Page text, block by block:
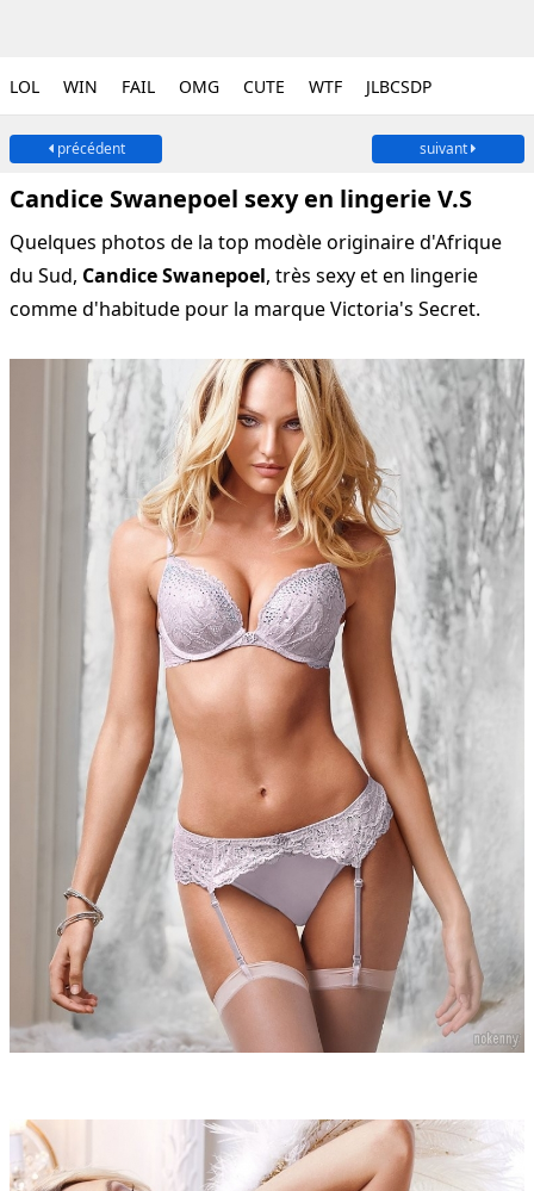
LOL WIN FAIL OMG CUTE WTF JLBCSDP
précédent suivant
Candice Swanepoel sexy en lingerie V.S
Quelques photos de la top modèle originaire d'Afrique
du Sud, Candice Swanepoel, très sexy et en lingerie
comme d'habitude pour la marque Victoria's Secret.